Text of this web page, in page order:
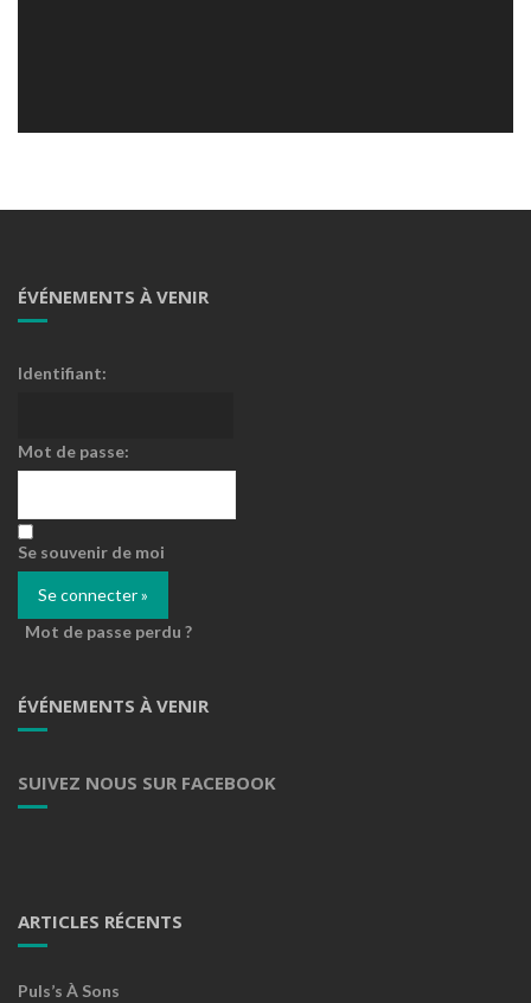
ÉVÉNEMENTS À VENIR
Identifiant:
Mot de passe:
Se souvenir de moi
Mot de passe perdu ?
ÉVÉNEMENTS À VENIR
SUIVEZ NOUS SUR FACEBOOK
ARTICLES RÉCENTS
Puls’s À Sons